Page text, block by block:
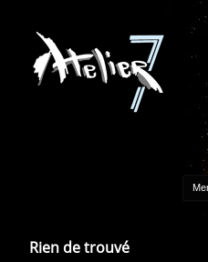
Rien de trouvé